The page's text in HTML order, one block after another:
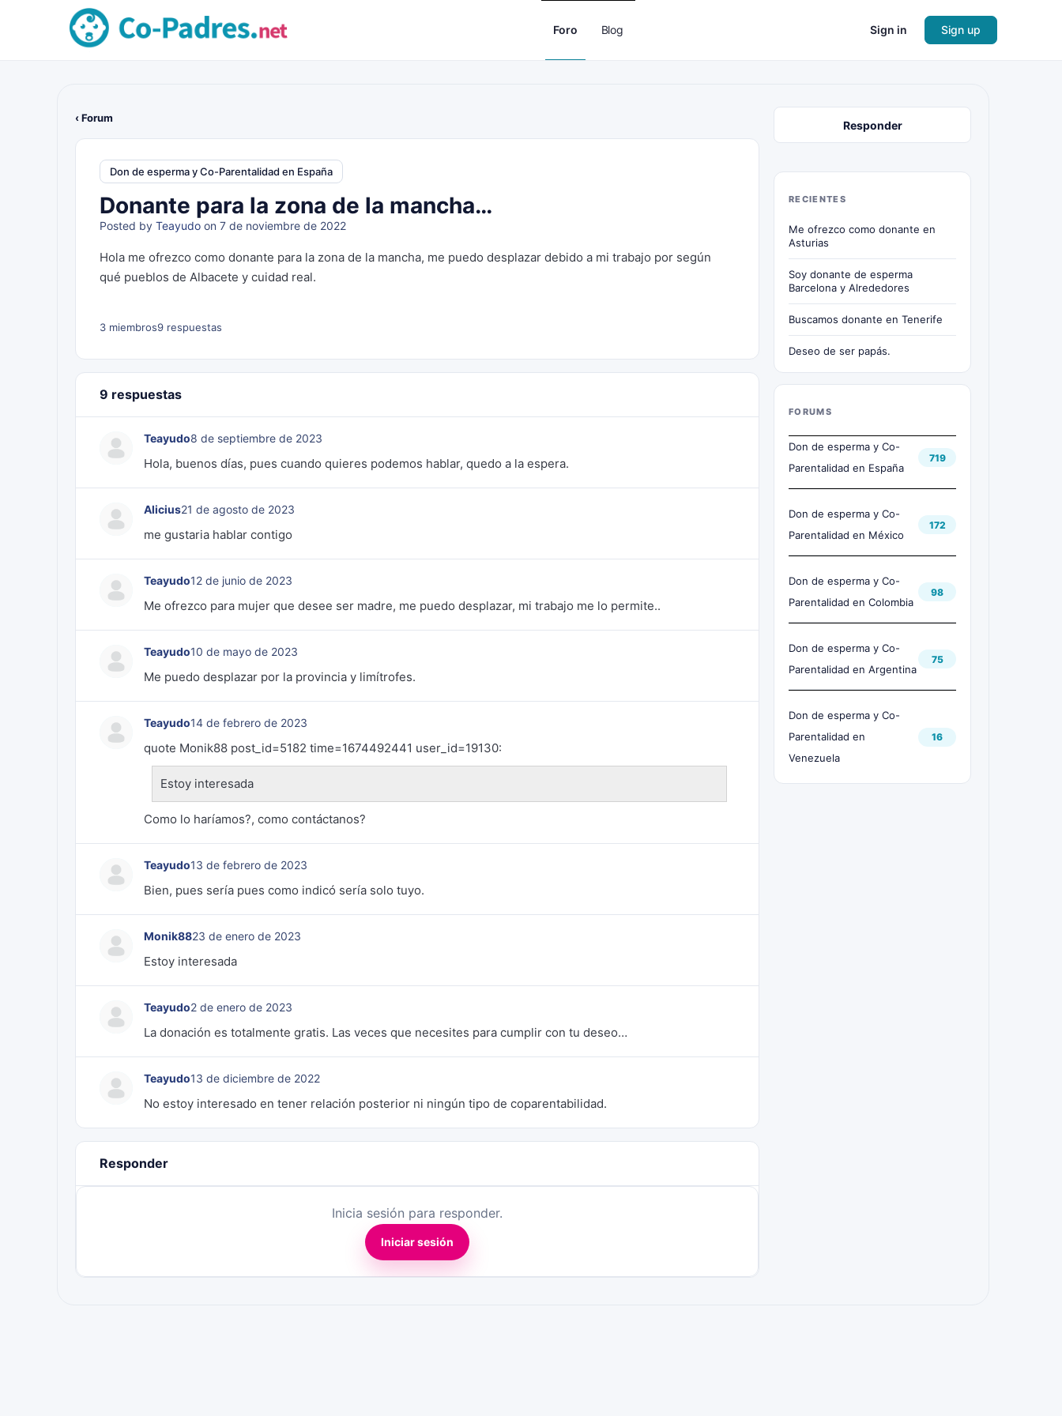
Foro Blog Sign in Sign up
‹ Forum
Don de esperma y Co-Parentalidad en España
Donante para la zona de la mancha…
Posted by Teayudo on 7 de noviembre de 2022
Hola me ofrezco como donante para la zona de la mancha, me puedo desplazar debido a mi trabajo por según
qué pueblos de Albacete y cuidad real.
3 miembros9 respuestas
9 respuestas
Teayudo8 de septiembre de 2023
Hola, buenos días, pues cuando quieres podemos hablar, quedo a la espera.
Alicius21 de agosto de 2023
me gustaria hablar contigo
Teayudo12 de junio de 2023
Me ofrezco para mujer que desee ser madre, me puedo desplazar, mi trabajo me lo permite..
Teayudo10 de mayo de 2023
Me puedo desplazar por la provincia y limítrofes.
Teayudo14 de febrero de 2023
quote Monik88 post_id=5182 time=1674492441 user_id=19130:
Estoy interesada
Como lo haríamos?, como contáctanos?
Teayudo13 de febrero de 2023
Bien, pues sería pues como indicó sería solo tuyo.
Monik8823 de enero de 2023
Estoy interesada
Teayudo2 de enero de 2023
La donación es totalmente gratis. Las veces que necesites para cumplir con tu deseo…
Teayudo13 de diciembre de 2022
No estoy interesado en tener relación posterior ni ningún tipo de coparentabilidad.
Responder
Inicia sesión para responder.
Iniciar sesión
Responder
RECIENTES
Me ofrezco como donante en
Asturias
Soy donante de esperma
Barcelona y Alrededores
Buscamos donante en Tenerife
Deseo de ser papás.
FORUMS
Don de esperma y Co-
Parentalidad en España
719
Don de esperma y Co-
Parentalidad en México
172
Don de esperma y Co-
Parentalidad en Colombia
98
Don de esperma y Co-
Parentalidad en Argentina
75
Don de esperma y Co-
Parentalidad en
Venezuela
16